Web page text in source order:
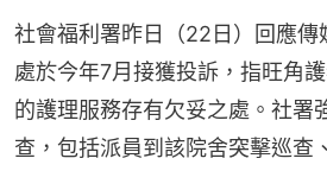
社會福利署昨日（22日）回應傳
處於今年7月接獲投訴，指旺角
的護理服務存有欠妥之處。社署
查，包括派員到該院舍突擊巡查